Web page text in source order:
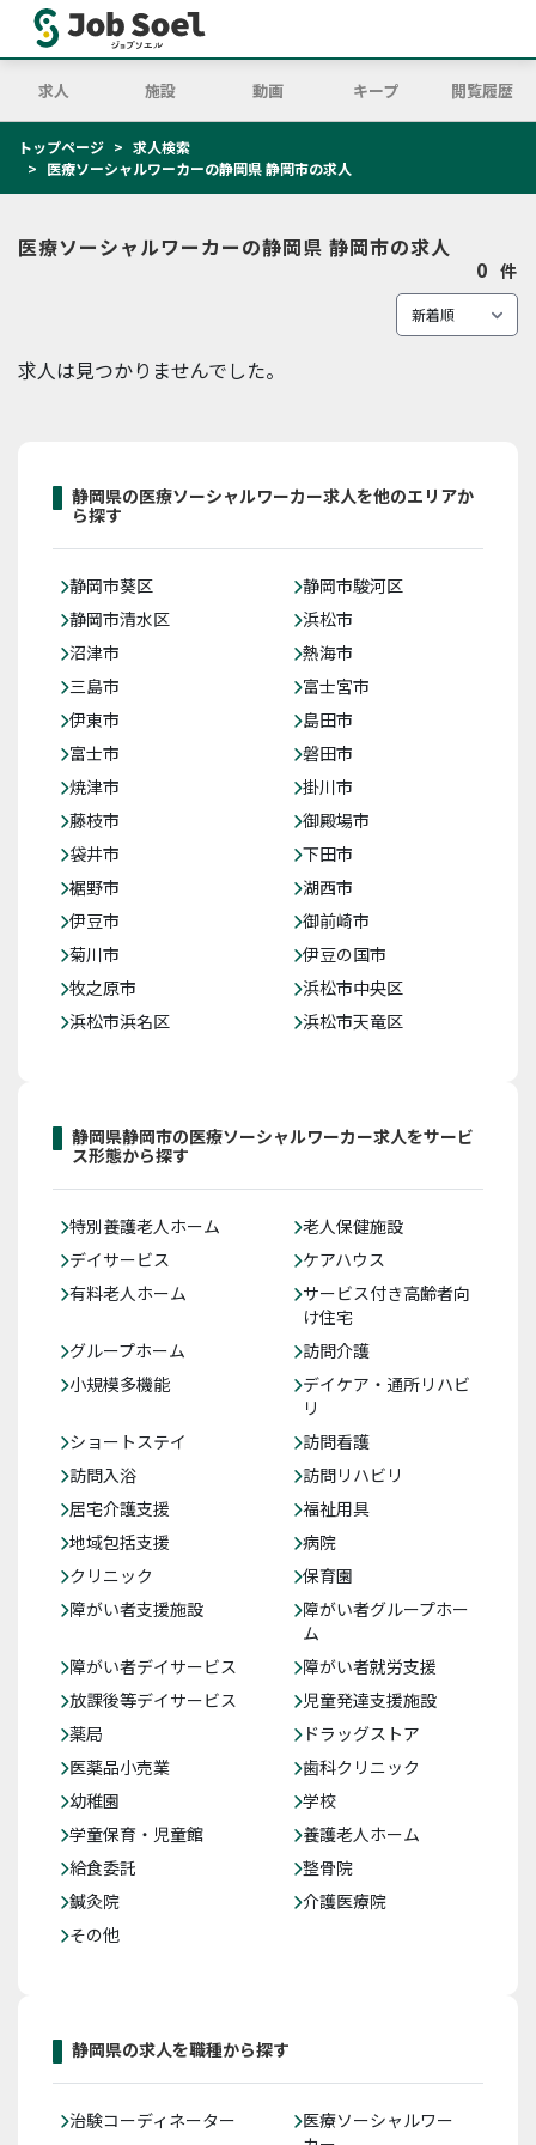
求人 施設 動画 キープ 閲覧履歴
トップページ
求人検索
医療ソーシャルワーカーの静岡県 静岡市の求人
医療ソーシャルワーカーの静岡県 静岡市の求人
0 件
求人は見つかりませんでした。
静岡県の医療ソーシャルワーカー求人を他のエリアか
ら探す
静岡市葵区
静岡市駿河区
静岡市清水区
浜松市
沼津市
熱海市
三島市
富士宮市
伊東市
島田市
富士市
磐田市
焼津市
掛川市
藤枝市
御殿場市
袋井市
下田市
裾野市
湖西市
伊豆市
御前崎市
菊川市
伊豆の国市
牧之原市
浜松市中央区
浜松市浜名区
浜松市天竜区
静岡県静岡市の医療ソーシャルワーカー求人をサービ
ス形態から探す
特別養護老人ホーム
老人保健施設
デイサービス
ケアハウス
有料老人ホーム
サービス付き高齢者向
け住宅
グループホーム
訪問介護
小規模多機能
デイケア・通所リハビ
リ
ショートステイ
訪問看護
訪問入浴
訪問リハビリ
居宅介護支援
福祉用具
地域包括支援
病院
クリニック
保育園
障がい者支援施設
障がい者グループホー
ム
障がい者デイサービス
障がい者就労支援
放課後等デイサービス
児童発達支援施設
薬局
ドラッグストア
医薬品小売業
歯科クリニック
幼稚園
学校
学童保育・児童館
養護老人ホーム
給食委託
整骨院
鍼灸院
介護医療院
その他
静岡県の求人を職種から探す
治験コーディネーター
医療ソーシャルワー